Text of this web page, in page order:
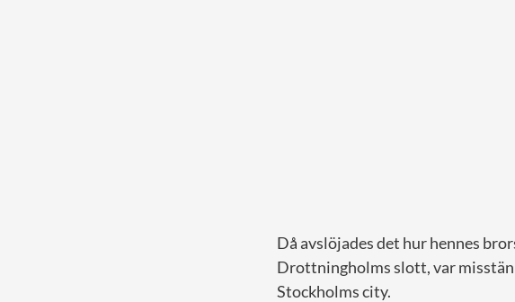
Då avslöjades det hur hennes
Drottningholms slott, var
Stockholms city.